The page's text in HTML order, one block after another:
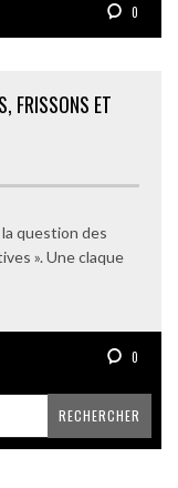
0
FRISSONS ET
question des
». Une claque
0